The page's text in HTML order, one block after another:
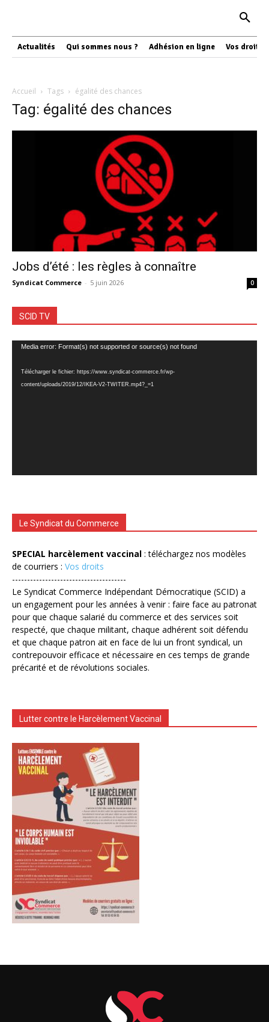
Actualités Qui sommes nous ? Adhésion en ligne Vos droits
Accueil Tags égalité des chances
Tag: égalité des chances
Jobs d’été : les règles à connaître
Syndicat Commerce - 5 juin 2026 0
SCID TV
Lecteur
Media error: Format(s) not supported or source(s) not found
Télécharger le fichier: https://www.syndicat-commerce.fr/wp-
content/uploads/2019/12/IKEA-V2-TWITER.mp4?_=1
Le Syndicat du Commerce
SPECIAL harcèlement vaccinal : téléchargez nos modèles
de courriers : Vos droits
--------------------------------------
Le Syndicat Commerce Indépendant Démocratique (SCID) a
un engagement pour les années à venir : faire face au patronat
pour que chaque salarié du commerce et des services soit
respecté, que chaque militant, chaque adhérent soit défendu
et que chaque patron ait en face de lui un front syndical, un
contrepouvoir efficace et nécessaire en ces temps de grande
précarité et de révolutions sociales.
Lutter contre le Harcèlement Vaccinal